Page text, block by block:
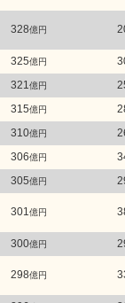
328億円
325億円
321億円
315億円
310億円
306億円
305億円
301億円
300億円
298億円